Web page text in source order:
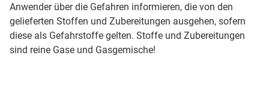
Anwender über die Gefahren informieren, die von den
gelieferten Stoffen und Zubereitungen ausgehen, sofern
diese als Gefahrstoffe gelten. Stoffe und Zubereitungen
sind reine Gase und Gasgemische!